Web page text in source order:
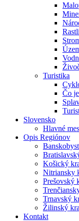
Turistika
Čo
Slovensko
Hlavné
Opis Regiónov
Košický
Nitriansky
Prešovský
Trnavský
Žilinský
Kontakt